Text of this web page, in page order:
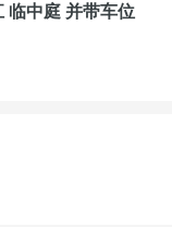
临中庭 并带车位